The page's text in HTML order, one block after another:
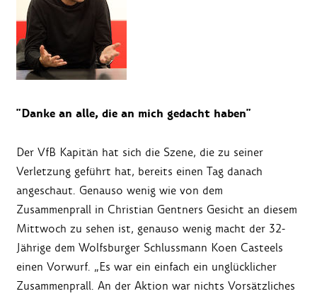
"Danke an alle, die an mich gedacht haben"
Der VfB Kapitän hat sich die Szene, die zu seiner
Verletzung geführt hat, bereits einen Tag danach
angeschaut. Genauso wenig wie von dem
Zusammenprall in Christian Gentners Gesicht an diesem
Mittwoch zu sehen ist, genauso wenig macht der 32-
Jährige dem Wolfsburger Schlussmann Koen Casteels
einen Vorwurf. „Es war ein einfach ein unglücklicher
Zusammenprall. An der Aktion war nichts Vorsätzliches